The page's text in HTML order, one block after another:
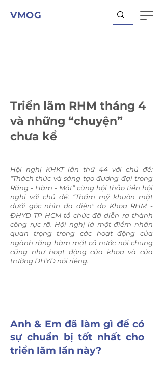
VMOG
Triển lãm RHM tháng 4
và những “chuyện”
chưa kể
Hội nghị KHKT lần thứ 44 với chủ đề:
“Thách thức và sáng tạo đương đại trong
Răng - Hàm - Mặt” cùng hội thảo tiền hội
nghị với chủ đề: “Thẩm mỹ khuôn mặt
dưới góc nhìn đa diện" do Khoa RHM -
ĐHYD TP HCM tổ chức đã diễn ra thành
công rực rỡ. Hội nghị là một điểm nhấn
quan trọng trong các hoạt động của
ngành răng hàm mặt cả nước nói chung
cũng như hoạt động của khoa và của
trường ĐHYD nói riêng.
Anh & Em đã làm gì để có
sự chuẩn bị tốt nhất cho
triển lãm lần này?